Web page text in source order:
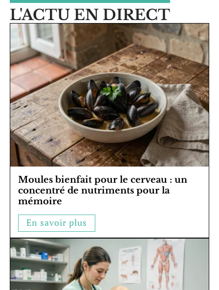
L'ACTU EN DIRECT
Moules bienfait pour le cerveau : un
concentré de nutriments pour la
mémoire
En savoir plus